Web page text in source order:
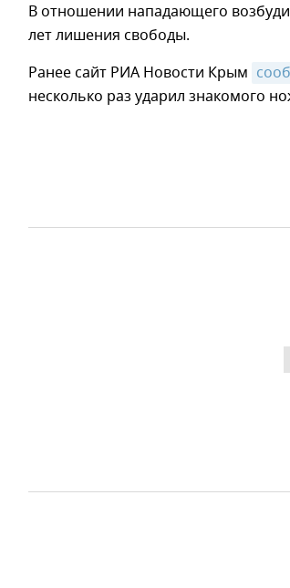
В отношении нападающего
лет лишения свободы.
Ранее сайт РИА Новости Крым
несколько раз ударил знакомого